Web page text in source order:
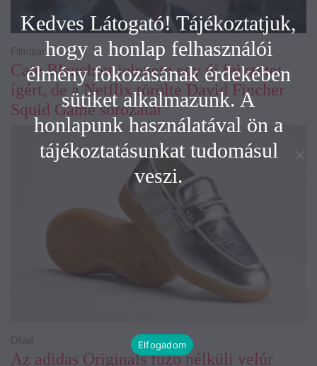
Cate Blanchett jelenete egy új fejezetet
ígért, de a Netflix törölte David Fincher
Squid Game sorozatát
Filmipar
Az adidas Originals fűző nélküli velúr
Divat
Kedves Látogató! Tájékoztatjuk,
hogy a honlap felhasználói
élmény fokozásának érdekében
sütiket alkalmazunk. A
honlapunk használatával ön a
tájékoztatásunkat tudomásul
veszi.
Elfogadom